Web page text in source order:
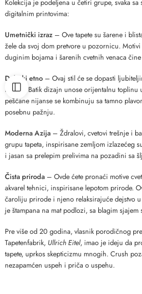
Kolekcija je podeljena u četiri grupe, svaka
digitalnim printovima:
Umetnički izraz – Ove tapete su šarene i
žele da svoj dom pretvore u pozornicu.
duginim bojama i šarenih cvetnih venaca
Duboki etno – Ovaj stil će se dopasti
motivi i Batik dizajn unose orijentalnu toplinu
peščane nijanse se kombinuju sa tamno
posebnu pažnju.
Moderna Azija – Ždralovi, cvetovi trešnje i
grupu tapeta, inspirisane zemljom izlazećeg
i jasan sa prelepim prelivima na pozadini sa
Čista priroda – Ovde ćete pronaći motive
akvarel tehnici, inspirisane lepotom prirode.
čaroliju prirode i njeno relaksirajuće dejstvo
je štampana na mat podlozi, sa blagim sjajem
Pre više od 20 godina, vlasnik porodičnog
Tapetenfabrik, Ullrich Eitel, imao je ideju da
tapete, uprkos skepticizmu mnogih. Crush
nezapamćen uspeh i priča o uspehu.